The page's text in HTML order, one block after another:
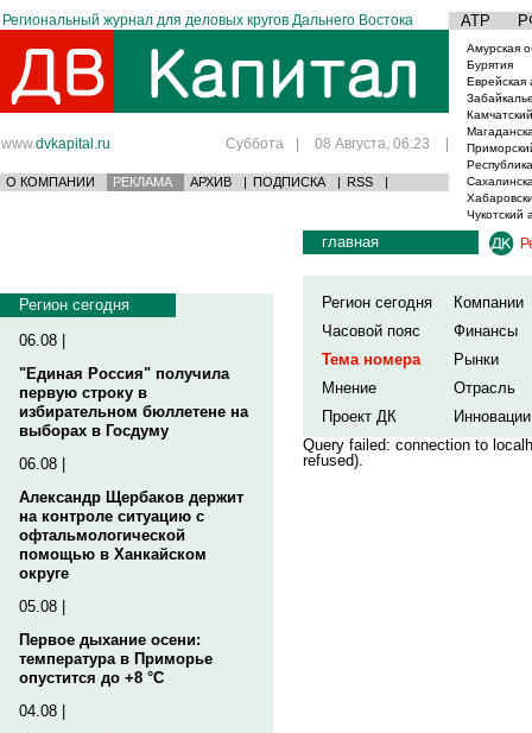
Региональный журнал для деловых кругов Дальнего Востока АТР
www.dvkapital.ru Суббота | 08 Августа, 06:23 |
О КОМПАНИИ РЕКЛАМА АРХИВ | ПОДПИСКА | RSS |
Амурская
Бурятия
Еврейская
Чукотский
Регион сегодня
06.08 |
"Единая Россия" получила
первую строку в
избирательном бюллетене на
выборах в Госдуму
06.08 |
Александр Щербаков держит
на контроле ситуацию с
офтальмологической
помощью в Ханкайском
округе
05.08 |
Первое дыхание осени:
температура в Приморье
опустится до +8 °C
04.08 |
главная
Регион сегодня
Компании
Часовой пояс
Финансы
Тема номера
Рынки
Мнение
Отрасль
Проект ДК
Инновации
Query failed: connection to
refused).